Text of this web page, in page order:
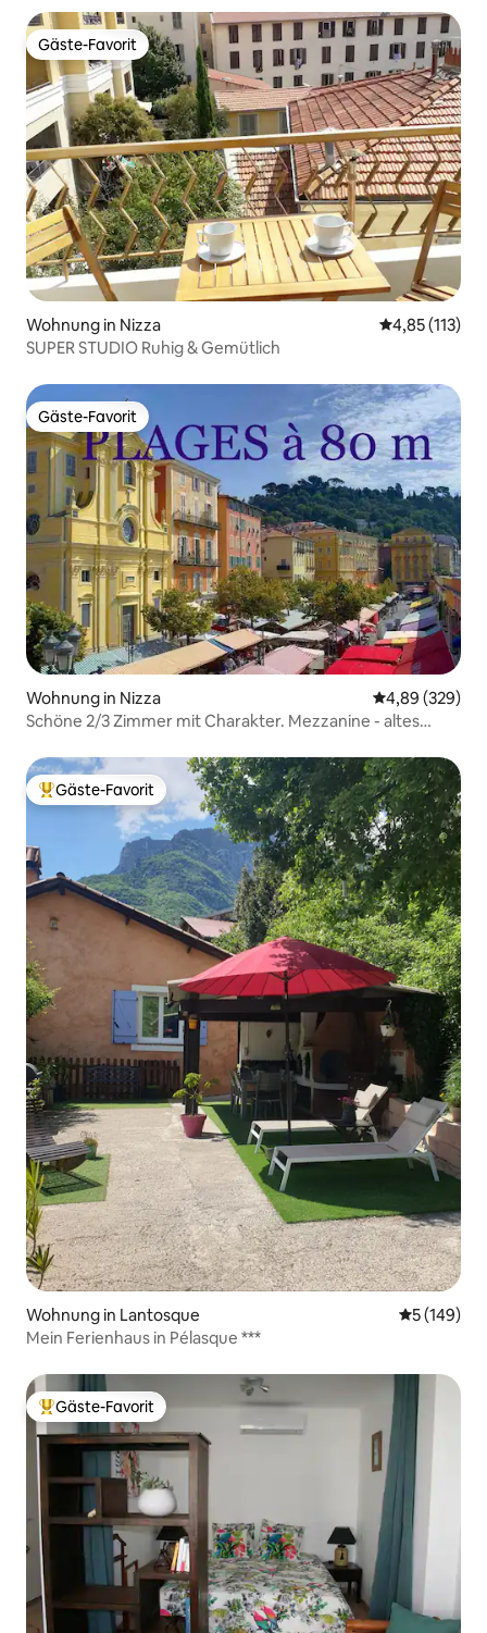
Gäste-Favorit
Gäste-Favorit
Wohnung in Nizza
4,85 (113)
SUPER STUDIO Ruhig & Gemütlich
Gäste-Favorit
Gäste-Favorit
Wohnung in Nizza
4,89 (329)
Schöne 2/3 Zimmer mit Charakter. Mezzanine - altes
Beliebter Gäste-Favorit.
Gäste-Favorit
Wohnung in Lantosque
5 (149)
Mein Ferienhaus in Pélasque ***
Beliebter Gäste-Favorit.
Gäste-Favorit